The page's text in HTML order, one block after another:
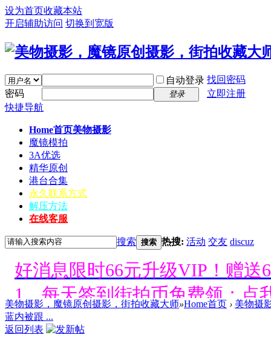
设为首页收藏本站
开启辅助访问 切换到宽版
自动登录 找回密码
密码
登录
立即注册
快捷导航
Home首页美物摄影
魔镜模拍
3A优选
精华原创
港台合集
永久联系方式
解压方法
在线客服
搜索 搜索 热搜: 活动 交友 discuz
好消息限时66元升级VIP！赠
1、每天签到街拍币免费领；点
好消息限时66元升级VIP！赠
美物摄影，魔镜原创摄影，街拍收藏大师»Home首页 › 美物摄
蓝内被跟 ...
返回列表